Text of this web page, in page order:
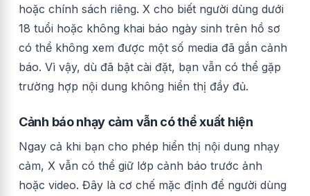
hoặc chính sách riêng. X cho biết người dùng dưới
18 tuổi hoặc không khai báo ngày sinh trên hồ sơ
có thể không xem được một số media đã gắn cảnh
báo. Vì vậy, dù đã bật cài đặt, bạn vẫn có thể gặp
trường hợp nội dung không hiển thị đầy đủ.
Cảnh báo nhạy cảm vẫn có thể xuất hiện
Ngay cả khi bạn cho phép hiển thị nội dung nhạy
cảm, X vẫn có thể giữ lớp cảnh báo trước ảnh
hoặc video. Đây là cơ chế mặc định để người dùng